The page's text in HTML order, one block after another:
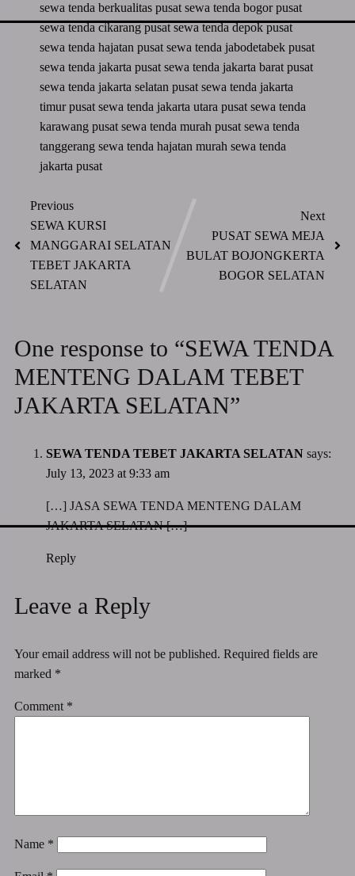
sewa tenda berkualitaspusat sewa tenda bogorpusat
sewa tenda cikarangpusat sewa tenda depokpusat
sewa tenda hajatanpusat sewa tenda jabodetabekpusat
sewa tenda jakartapusat sewa tenda jakarta baratpusat
sewa tenda jakarta selatanpusat sewa tenda jakarta
timurpusat sewa tenda jakarta utarapusat sewa tenda
karawangpusat sewa tenda murahpusat sewa tenda
tanggerangsewa tenda hajatan murahsewa tenda
jakarta pusat
Previous
SEWA KURSI
MANGGARAI SELATAN
TEBET JAKARTA
SELATAN
Next
PUSAT SEWA MEJA
BULAT BOJONGKERTA
BOGOR SELATAN
One response to “SEWA TENDA
MENTENG DALAM TEBET
JAKARTA SELATAN”
SEWA TENDA TEBET JAKARTA SELATAN says:
July 13, 2023 at 9:33 am
[…] JASA SEWA TENDA MENTENG DALAM
JAKARTA SELATAN […]
Reply
Leave a Reply
Your email address will not be published. Required fields are
marked *
Comment *
Name *